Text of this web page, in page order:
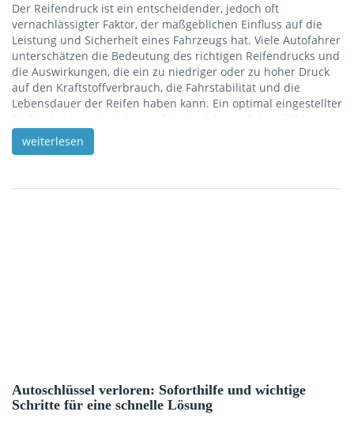
Der Reifendruck ist ein entscheidender, jedoch oft
vernachlässigter Faktor, der maßgeblichen Einfluss auf die
Leistung und Sicherheit eines Fahrzeugs hat. Viele Autofahrer
unterschätzen die Bedeutung des richtigen Reifendrucks und
die Auswirkungen, die ein zu niedriger oder zu hoher Druck
auf den Kraftstoffverbrauch, die Fahrstabilität und die
Lebensdauer der Reifen haben kann. Ein optimal eingestellter
Reifendruck sorgt nicht nur für ein sicheres Fahrgefühl,
sondern trägt auch zur Effizienz des Fahrzeugs bei, indem er
den Rollwiderstand minimiert und somit den
weiterlesen
Autoschlüssel verloren: Soforthilfe und wichtige
Schritte für eine schnelle Lösung